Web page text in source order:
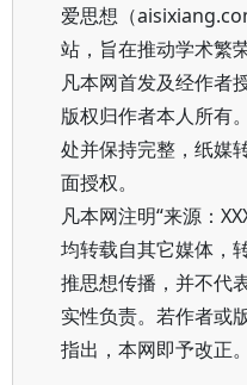
爱思想（
站，旨在推动学术繁
凡本网首发及经作者
版权归作者本人所有
处并保持完整，纸媒
面授权。
凡本网注明“来源：
均转载自其它媒体，
推思想传播，并不代
实性负责。若作者或
指出，本网即予改正。